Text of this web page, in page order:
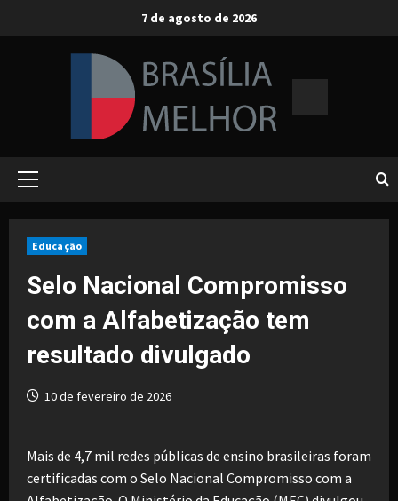
7 de agosto de 2026
Primary
Educação
Selo Nacional Compromisso
com a Alfabetização tem
resultado divulgado
10 de fevereiro de 2026
Mais de 4,7 mil redes públicas de ensino brasileiras foram
certificadas com o Selo Nacional Compromisso com a